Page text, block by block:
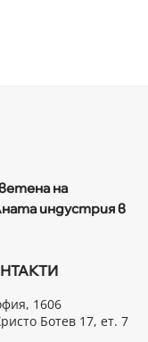
на
индустрия в
1606
Ботев 17, ет. 7